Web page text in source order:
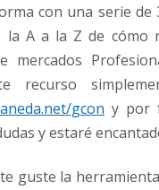
con una serie de
la A a la Z de cómo
mercados
recurso
gcon y por
y estaré
guste la